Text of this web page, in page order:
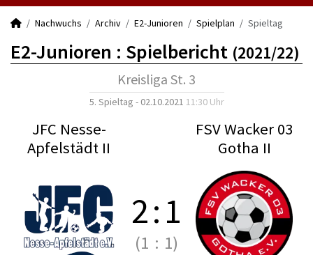
Nachwuchs Archiv E2-Junioren Spielplan Spieltag
E2-Junioren : Spielbericht (2021/22)
Kreisliga St. 3
5. Spieltag - 02.10.2021 11:30 Uhr
JFC Nesse-
Apfelstädt II
FSV Wacker 03
Gotha II
2:1
(1 : 1)